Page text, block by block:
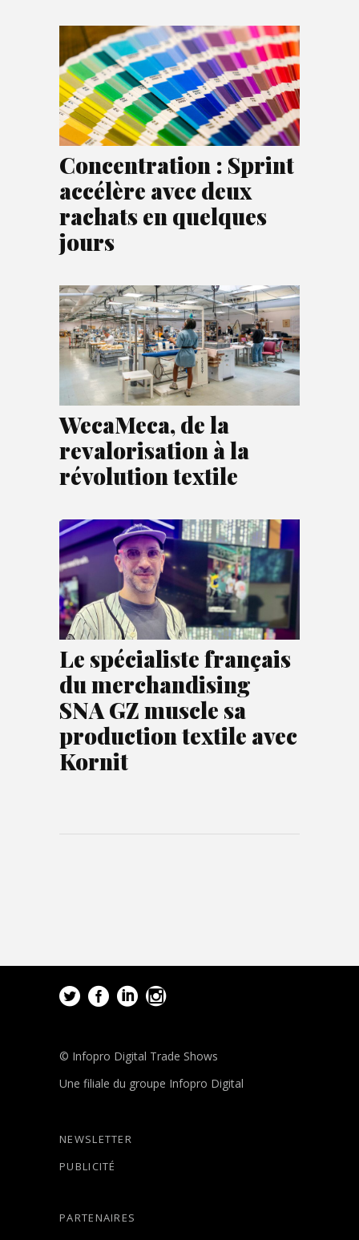
Concentration : Sprint
accélère avec deux
rachats en quelques
jours
WecaMeca, de la
revalorisation à la
révolution textile
Le spécialiste français
du merchandising
SNA GZ muscle sa
production textile avec
Kornit
© Infopro Digital Trade Shows
Une filiale du groupe Infopro Digital
NEWSLETTER
PUBLICITÉ
PARTENAIRES